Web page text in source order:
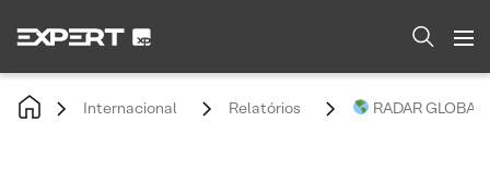
Internacional Relatórios RADAR